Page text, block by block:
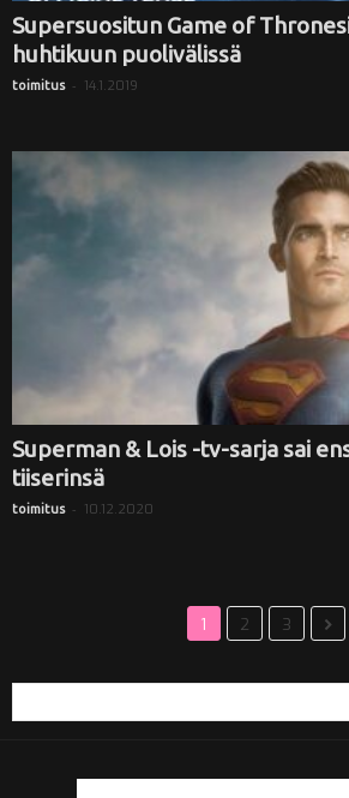
Supersuositun Game of
huhtikuun puolivälissä
toimitus - 14.1.2019
Superman & Lois -tv-sarja sai
tiiserinsä
toimitus - 10.12.2020
1 2 3